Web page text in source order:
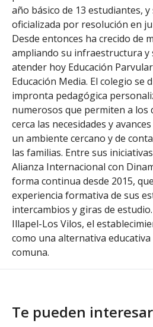
año básico de 13 estudiantes,
oficializada por resolución en
Desde entonces ha crecido de
ampliando su infraestructura y
atender hoy Educación
Educación Media. El colegio se
impronta pedagógica
numerosos que permiten a los
cerca las necesidades y
un ambiente cercano y de
las familias. Entre sus
Alianza Internacional con
forma continua desde 2015,
experiencia formativa de sus
intercambios y giras de
Illapel-Los Vilos, el
como una alternativa
comuna.
Te pueden interesar